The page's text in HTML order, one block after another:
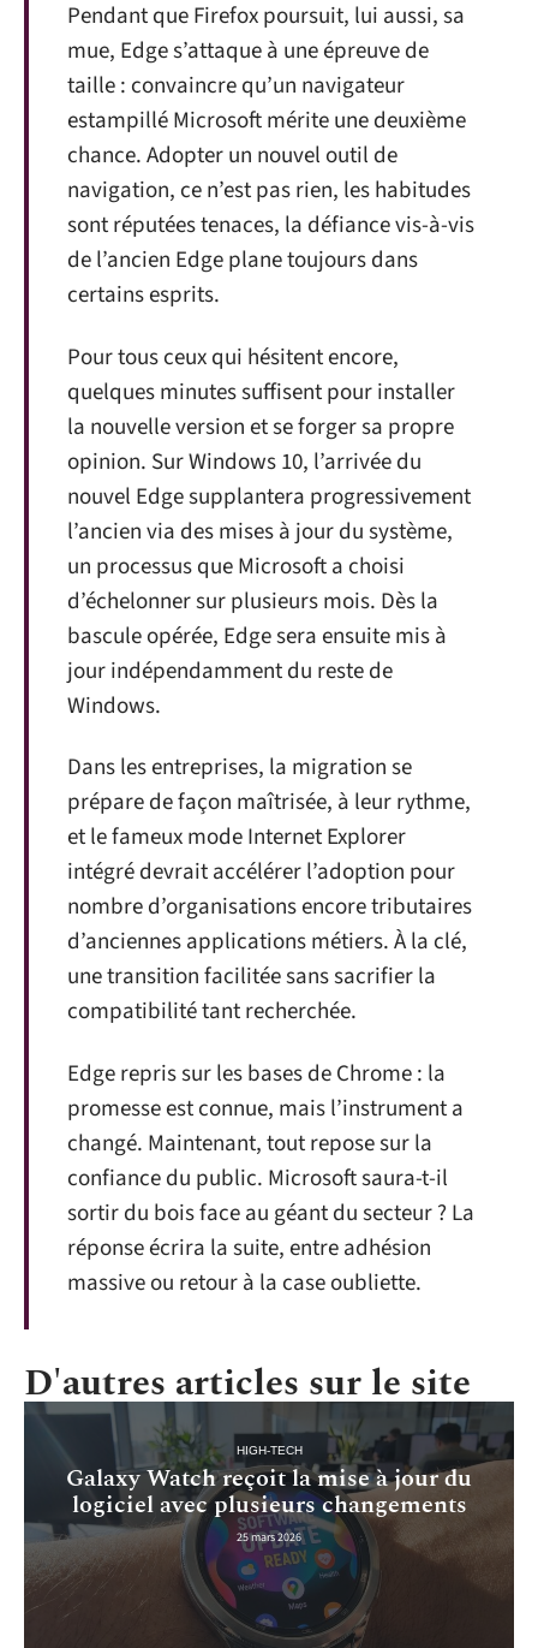
Pendant que Firefox poursuit, lui aussi, sa
mue, Edge s’attaque à une épreuve de
taille : convaincre qu’un navigateur
estampillé Microsoft mérite une deuxième
chance. Adopter un nouvel outil de
navigation, ce n’est pas rien, les habitudes
sont réputées tenaces, la défiance vis-à-vis
de l’ancien Edge plane toujours dans
certains esprits.
Pour tous ceux qui hésitent encore,
quelques minutes suffisent pour installer
la nouvelle version et se forger sa propre
opinion. Sur Windows 10, l’arrivée du
nouvel Edge supplantera progressivement
l’ancien via des mises à jour du système,
un processus que Microsoft a choisi
d’échelonner sur plusieurs mois. Dès la
bascule opérée, Edge sera ensuite mis à
jour indépendamment du reste de
Windows.
Dans les entreprises, la migration se
prépare de façon maîtrisée, à leur rythme,
et le fameux mode Internet Explorer
intégré devrait accélérer l’adoption pour
nombre d’organisations encore tributaires
d’anciennes applications métiers. À la clé,
une transition facilitée sans sacrifier la
compatibilité tant recherchée.
Edge repris sur les bases de Chrome : la
promesse est connue, mais l’instrument a
changé. Maintenant, tout repose sur la
confiance du public. Microsoft saura-t-il
sortir du bois face au géant du secteur ? La
réponse écrira la suite, entre adhésion
massive ou retour à la case oubliette.
D'autres articles sur le site
HIGH-TECH
Galaxy Watch reçoit la mise à jour du
logiciel avec plusieurs changements
25 mars 2026